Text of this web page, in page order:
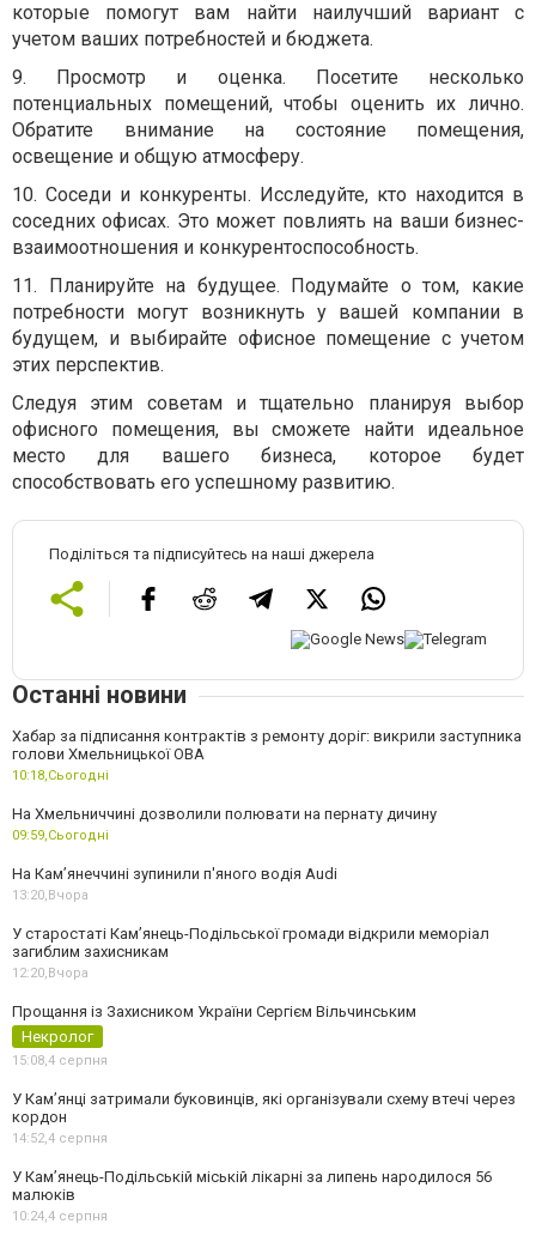
которые помогут вам найти наилучший вариант с
учетом ваших потребностей и бюджета.
9.
Просмотр и оценка. Посетите несколько
потенциальных помещений, чтобы оценить их лично.
Обратите внимание на состояние помещения,
освещение и общую атмосферу.
10. Соседи и конкуренты. Исследуйте, кто находится в
соседних офисах. Это может повлиять на ваши бизнес-
взаимоотношения и конкурентоспособность.
11.
Планируйте на будущее. Подумайте о том, какие
потребности могут возникнуть у вашей компании в
будущем, и выбирайте офисное помещение с учетом
этих перспектив.
Следуя этим советам и тщательно планируя выбор
офисного помещения, вы сможете найти идеальное
место для вашего бизнеса, которое будет
способствовать его успешному развитию.
Поділіться та підписуйтесь на наші джерела
Останні новини
Хабар за підписання контрактів з ремонту доріг: викрили заступника
голови Хмельницької ОВА
10:18,Сьогодні
На Хмельниччині дозволили полювати на пернату дичину
09:59,Сьогодні
На Камʼянеччині зупинили п'яного водія Audi
13:20,Вчора
У старостаті Кам’янець-Подільської громади відкрили меморіал
загиблим захисникам
12:20,Вчора
Прощання із Захисником України Сергієм Вільчинським
Некролог
15:08,4 серпня
У Кам’янці затримали буковинців, які організували схему втечі через
кордон
14:52,4 серпня
У Кам’янець-Подільській міській лікарні за липень народилося 56
малюків
10:24,4 серпня